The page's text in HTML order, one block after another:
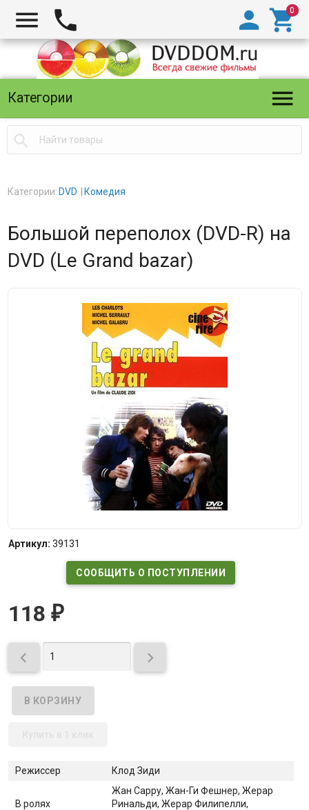
  

Категории 

Категории: DVD Комедия
Большой переполох (DVD-R) на
DVD (Le Grand bazar)
Артикул: 39131
СООБЩИТЬ О ПОСТУПЛЕНИИ
118 ₽
 
Режиссер Клод Зиди
В ролях
Жан Сарру, Жан-Ги Фешнер, Жерар
Ринальди, Жерар Филипелли,